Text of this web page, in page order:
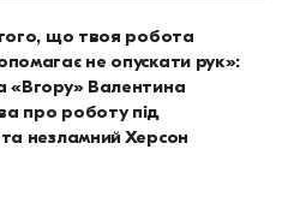
що твоя робота
не опускати рук»:
«Вгору» Валентина
про роботу під
незламний Херсон